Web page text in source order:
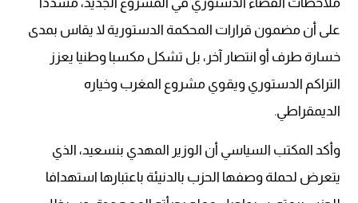
على أن مضمون قرارات المحكمة الدستورية لا يقاس بمدى
خسارة طرف أو انتصار آخر، بل تشكل مكسبا وطنيا يعزز
التراكم الدستوري ويقوي مشروع المغرب وخياره
الديمقراطي.
وأكد المكتب السياسي أن الوزير المهدي بنسعيد، الذي
يتعرض لحملة وصفها الحزب بالدنيئة باعتبارها استهدافا